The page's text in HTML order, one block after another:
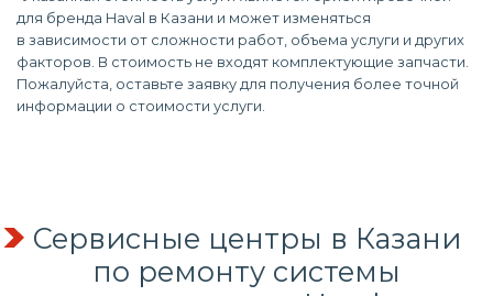
для бренда Haval в Казани и может изменяться
в зависимости от сложности работ, объема услуги и других
факторов. В стоимость не входят комплектующие запчасти.
Пожалуйста, оставьте заявку для получения более точной
информации о стоимости услуги.
Сервисные центры в Казани
по ремонту системы